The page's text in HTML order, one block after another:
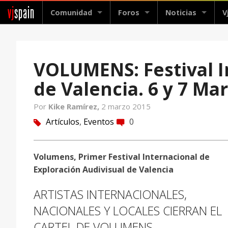
vjspain Comunidad Foros Noticias
VOLUMENS:
de Valencia. 6 y 7
Por Kike Ramírez, 2 marzo 2015
tag Artículos, Eventos comment 0
Volumens, Primer Festival Internacional de
Exploración Audivisual de Valencia
ARTISTAS INTERNACIONALES,
NACIONALES Y LOCALES CIERRAN EL